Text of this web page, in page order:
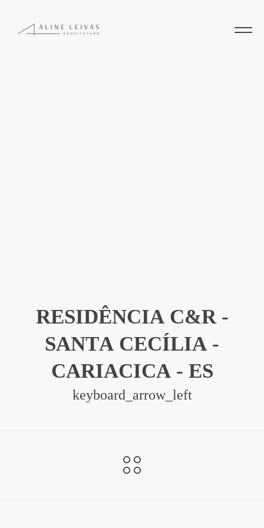
RESIDÊNCIA C&R -
SANTA CECÍLIA -
CARIACICA - ES
keyboard_arrow_left